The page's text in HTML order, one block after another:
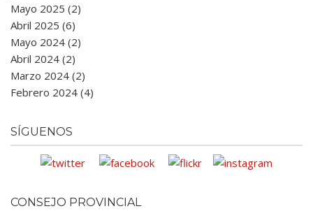
Mayo 2025 (2)
Abril 2025 (6)
Mayo 2024 (2)
Abril 2024 (2)
Marzo 2024 (2)
Febrero 2024 (4)
SÍGUENOS
CONSEJO PROVINCIAL